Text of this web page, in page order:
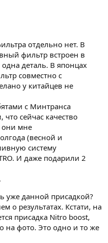
отдельно нет. В
фильтр встроен в
деталь. В японцах
совместно с
у китайцев не
с Минтранса
сейчас качество
они мне
(весной и
систему
И даже подарили 2
уже данной присадкой?
о результатах. Кстати, на
присадка Nitro boost,
на фото. Это одно и то же